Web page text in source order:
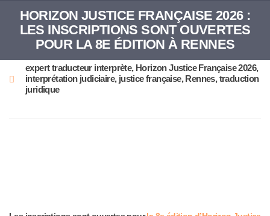
HORIZON JUSTICE FRANÇAISE 2026 :
LES INSCRIPTIONS SONT OUVERTES
POUR LA 8E ÉDITION À RENNES
expert traducteur interprète, Horizon Justice Française 2026,
interprétation judiciaire, justice française,Rennes,traduction
juridique